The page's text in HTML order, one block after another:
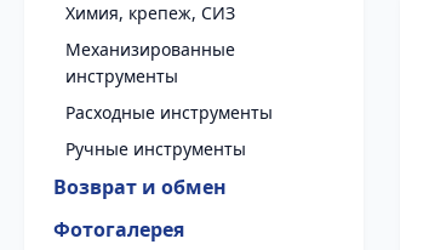
Химия, крепеж, СИЗ
Механизированные
инструменты
Расходные инструменты
Ручные инструменты
Возврат и обмен
Фотогалерея